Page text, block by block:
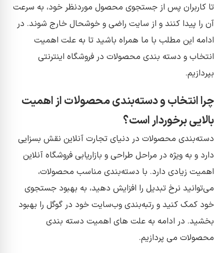
تا کاربران پس از جستجوی محصول موردنظر خود، به سرعت
آن را پیدا کنند و از سایت راضی و خوشحال خارج شوند. در
ادامه این مطلب با ما همراه باشید تا به علت اهمیت
انتخاب و دسته بندی محصولات در فروشگاه اینترنتی
بپردازیم.
چرا انتخاب و دسته‌بندی محصولات از اهمیت
بالایی برخوردار است؟
دسته‌بندی محصولات در دنیای تجارت آنلاین نقش بسزایی
دارد و به ویژه در مراحل طراحی و بازاریابی فروشگاه آنلاین
اهمیت زیادی دارد. با دسته‌بندی مناسب محصولات،
می‌توانید نرخ تبدیل را افزایش دهید، به بهبود جستجوی
خود کمک کنید و رتبه‌بندی وب‌سایت خود در گوگل را بهبود
بخشید. در ادامه به علت های اهمیت دسته بندی
محصولات می پردازیم.